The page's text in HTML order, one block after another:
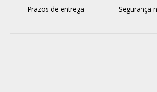
Prazos de entrega
Segurança